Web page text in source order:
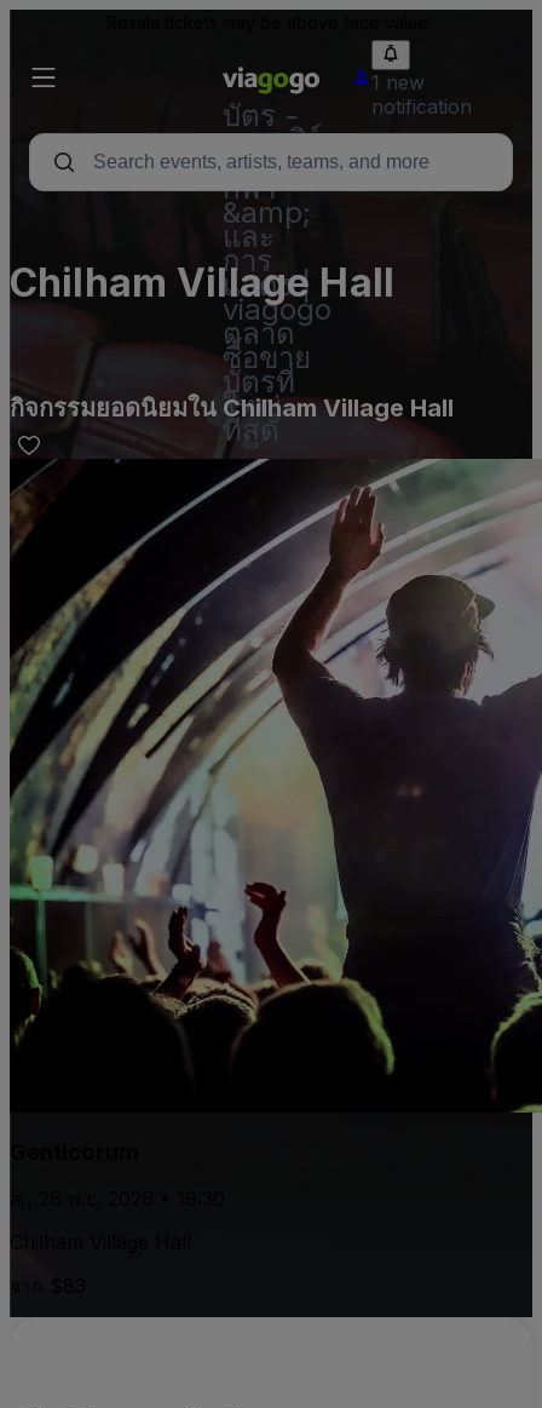
บัตร -
คอนเสิร์ต
บัตร
กีฬา
&amp;
และ
การ
แสดง |
viagogo
ตลาด
ซื้อขาย
บัตรที่
ใหญ่
ที่สุด
1 new
notification
Chilham Village Hall
กิจกรรมยอดนิยมใน Chilham Village Hall